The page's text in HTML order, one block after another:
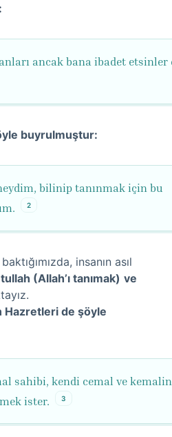
ancak bana ibadet etsinler
buyrulmuştur:
bilinip tanınmak için bu
2
insanın asıl
(Allah’ı tanımak) ve
Hazretleri de şöyle
sahibi, kendi cemal ve
ister.
3